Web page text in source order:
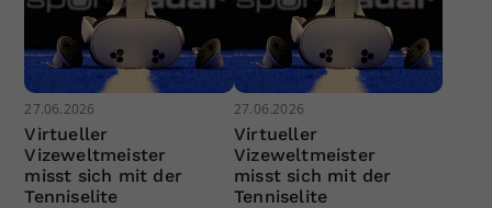
27.06.2026
Virtueller
Vizeweltmeister
misst sich mit der
Tenniselite
27.06.2026
Virtueller
Vizeweltmeister
misst sich mit der
Tenniselite